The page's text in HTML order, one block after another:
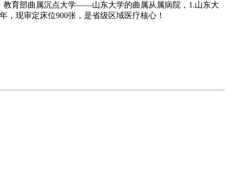
育部曲属沉点大学——山东大学的曲属从属病院，1.山东大
现审定床位900张，是省级区域医疗核心！